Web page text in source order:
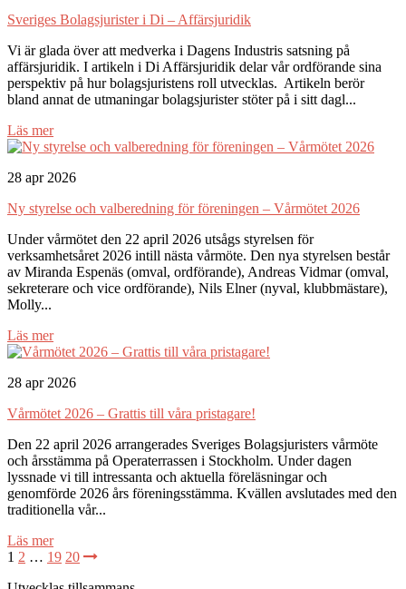
Sveriges Bolagsjurister i Di – Affärsjuridik
Vi är glada över att medverka i Dagens Industris satsning på
affärsjuridik. I artikeln i Di Affärsjuridik delar vår ordförande sina
perspektiv på hur bolagsjuristens roll utvecklas. Artikeln berör
bland annat de utmaningar bolagsjurister stöter på i sitt dagl...
Läs mer
28 apr 2026
Ny styrelse och valberedning för föreningen – Vårmötet 2026
Under vårmötet den 22 april 2026 utsågs styrelsen för
verksamhetsåret 2026 intill nästa vårmöte. Den nya styrelsen består
av Miranda Espenäs (omval, ordförande), Andreas Vidmar (omval,
sekreterare och vice ordförande), Nils Elner (nyval, klubbmästare),
Molly...
Läs mer
28 apr 2026
Vårmötet 2026 – Grattis till våra pristagare!
Den 22 april 2026 arrangerades Sveriges Bolagsjuristers vårmöte
och årsstämma på Operaterrassen i Stockholm. Under dagen
lyssnade vi till intressanta och aktuella föreläsningar och
genomförde 2026 års föreningsstämma. Kvällen avslutades med den
traditionella vår...
Läs mer
1 2 … 19 20